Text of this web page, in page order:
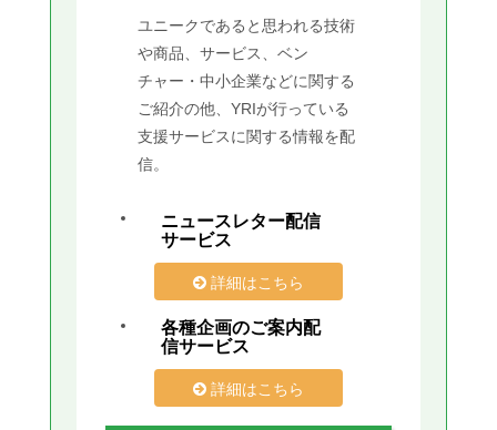
ユニークであると思われる技術
や商品、サービス、ベン
チャー・中小企業などに関する
ご紹介の他、YRIが行っている
支援サービスに関する情報を配
信。
ニュースレター配信
サービス
詳細はこちら
各種企画のご案内配
信サービス
詳細はこちら